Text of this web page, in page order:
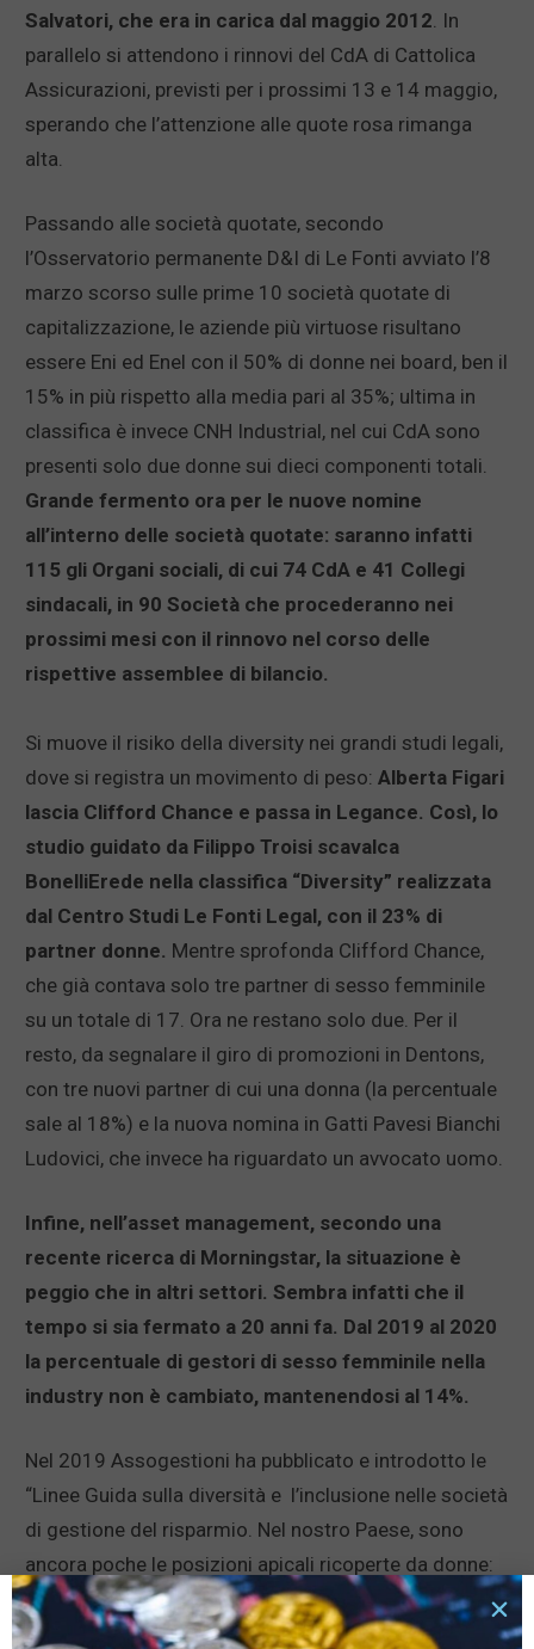
Salvatori, che era in carica dal maggio 2012. In
parallelo si attendono i rinnovi del CdA di Cattolica
Assicurazioni, previsti per i prossimi 13 e 14 maggio,
sperando che l’attenzione alle quote rosa rimanga
alta.
Passando alle società quotate, secondo
l’Osservatorio permanente D&I di Le Fonti avviato l’8
marzo scorso sulle prime 10 società quotate di
capitalizzazione, le aziende più virtuose risultano
essere Eni ed Enel con il 50% di donne nei board, ben il
15% in più rispetto alla media pari al 35%; ultima in
classifica è invece CNH Industrial, nel cui CdA sono
presenti solo due donne sui dieci componenti totali.
Grande fermento ora per le nuove nomine
all’interno delle società quotate: saranno infatti
115 gli Organi sociali, di cui 74 CdA e 41 Collegi
sindacali, in 90 Società che procederanno nei
prossimi mesi con il rinnovo nel corso delle
rispettive assemblee di bilancio.
Si muove il risiko della diversity nei grandi studi legali,
dove si registra un movimento di peso: Alberta Figari
lascia Clifford Chance e passa in Legance. Così, lo
studio guidato da Filippo Troisi scavalca
BonelliErede nella classifica “Diversity” realizzata
dal Centro Studi Le Fonti Legal, con il 23% di
partner donne. Mentre sprofonda Clifford Chance,
che già contava solo tre partner di sesso femminile
su un totale di 17. Ora ne restano solo due. Per il
resto, da segnalare il giro di promozioni in Dentons,
con tre nuovi partner di cui una donna (la percentuale
sale al 18%) e la nuova nomina in Gatti Pavesi Bianchi
Ludovici, che invece ha riguardato un avvocato uomo.
Infine, nell’asset management, secondo una
recente ricerca di Morningstar, la situazione è
peggio che in altri settori. Sembra infatti che il
tempo si sia fermato a 20 anni fa. Dal 2019 al 2020
la percentuale di gestori di sesso femminile nella
industry non è cambiato, mantenendosi al 14%.
Nel 2019 Assogestioni ha pubblicato e introdotto le
“Linee Guida sulla diversità e l’inclusione nelle società
di gestione del risparmio. Nel nostro Paese, sono
ancora poche le posizioni apicali ricoperte da donne:
tra queste menzione di merito per Amundi, che in
Italia vede la leadership di Cinzia Tagliabue e un alto